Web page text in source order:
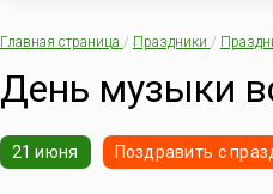
Главная страница / Праздники /
День музыки
21 июня Поздравить с